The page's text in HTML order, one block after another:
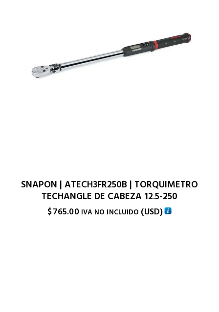
SNAPON | ATECH3FR250B | TORQUIMETRO
TECHANGLE DE CABEZA 12.5-250
$765.00 IVA NO INCLUIDO (USD)